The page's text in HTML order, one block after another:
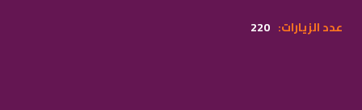
220 :عدد الزيارات